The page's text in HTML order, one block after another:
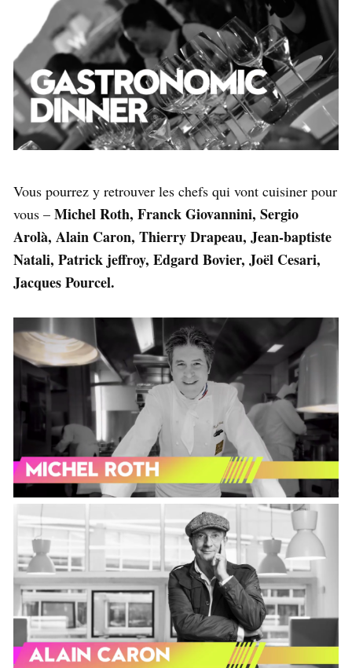
Vous pourrez y retrouver les chefs qui vont cuisiner pour
vous – Michel Roth, Franck Giovannini, Sergio
Arolà, Alain Caron, Thierry Drapeau, Jean-baptiste
Natali, Patrick jeffroy, Edgard Bovier, Joël Cesari,
Jacques Pourcel.